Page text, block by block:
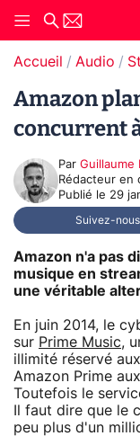
Accueil Audio
Amazon
concurrent
Par Guillaume
Rédacteur en
Publié le 29
Suivez-nous
Amazon n'a pas
musique en
une véritable
En juin 2014, le
sur Prime Music,
illimité réservé
Amazon Prime
Toutefois le
Il faut dire que le
peu plus d'un